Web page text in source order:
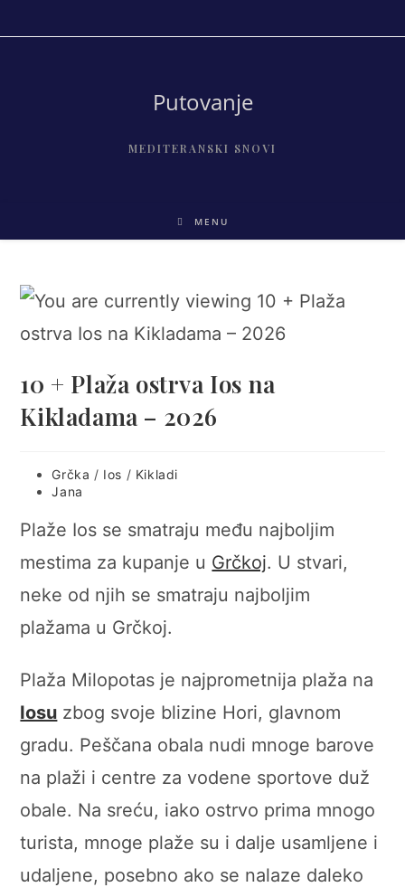
to
Putovanje
MEDITERANSKI SNOVI
MENU
10 + Plaža ostrva Ios na
Kikladama – 2026
Post
category:
Grčka / Ios / Kikladi
Post
Jana
Plaže Ios se smatraju među najboljim
mestima za kupanje u Grčkoj. U stvari,
neke od njih se smatraju najboljim
plažama u Grčkoj.
Plaža Milopotas je najprometnija plaža na
Iosu zbog svoje blizine Hori, glavnom
gradu. Peščana obala nudi mnoge barove
na plaži i centre za vodene sportove duž
obale. Na sreću, iako ostrvo prima mnogo
turista, mnoge plaže su i dalje usamljene i
udaljene, posebno ako se nalaze daleko